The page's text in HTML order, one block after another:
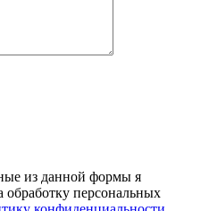
из данной формы я
обработку персональных